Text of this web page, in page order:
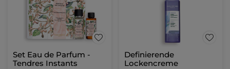
Set Eau de Parfum -
Tendres Instants
Definierende
Lockencreme